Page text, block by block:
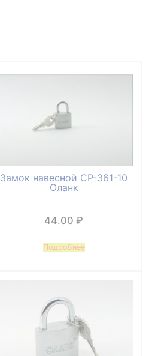
Замок навесной СР-361-10
Оланк
44.00₽
Подробнее